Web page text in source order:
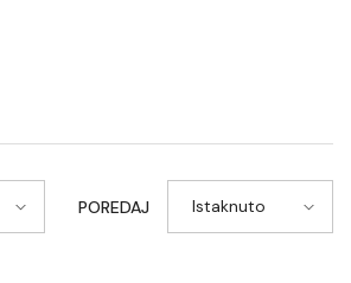
POREDAJ Istaknuto